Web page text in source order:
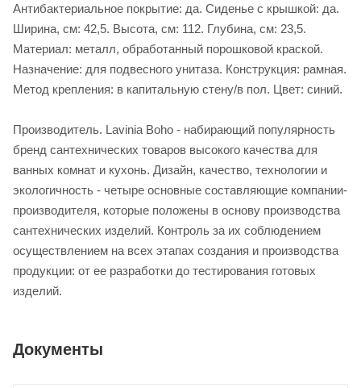
Антибактериальное покрытие: да. Сиденье c крышкой: да.
Ширина, см: 42,5. Высота, см: 112. Глубина, см: 23,5.
Материал: металл, обработанный порошковой краской.
Назначение: для подвесного унитаза. Конструкция: рамная.
Метод крепления: в капитальную стену/в пол. Цвет: синий.
Производитель. Lavinia Boho - набирающий популярность
бренд сантехнических товаров высокого качества для
ванных комнат и кухонь. Дизайн, качество, технологии и
экологичность - четыре основные составляющие компании-
производителя, которые положены в основу производства
сантехнических изделий. Контроль за их соблюдением
осуществлением на всех этапах создания и производства
продукции: от ее разработки до тестирования готовых
изделий.
Документы